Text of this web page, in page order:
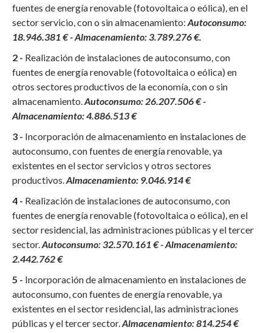
fuentes de energía renovable (fotovoltaica o eólica), en el
sector servicio, con o sin almacenamiento: Autoconsumo:
18.946.381 € - Almacenamiento: 3.789.276 €.
2 - Realización de instalaciones de autoconsumo, con
fuentes de energía renovable (fotovoltaica o eólica) en
otros sectores productivos de la economía, con o sin
almacenamiento.Autoconsumo: 26.207.506 € -
Almacenamiento: 4.886.513 €
3 - Incorporación de almacenamiento en instalaciones de
autoconsumo, con fuentes de energía renovable, ya
existentes en el sector servicios y otros sectores
productivos.Almacenamiento: 9.046.914 €
4 - Realización de instalaciones de autoconsumo, con
fuentes de energía renovable (fotovoltaica o eólica), en el
sector residencial, las administraciones públicas y el tercer
sector.Autoconsumo: 32.570.161 € - Almacenamiento:
2.442.762 €
5 - Incorporación de almacenamiento en instalaciones de
autoconsumo, con fuentes de energía renovable, ya
existentes en el sector residencial, las administraciones
públicas y el tercer sector.Almacenamiento: 814.254 €